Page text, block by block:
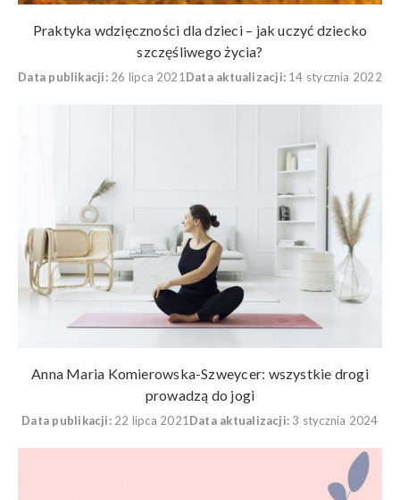
Praktyka wdzięczności dla dzieci – jak uczyć dziecko
szczęśliwego życia?
Data publikacji: 26 lipca 2021Data aktualizacji: 14 stycznia 2022
Anna Maria Komierowska-Szweycer: wszystkie drogi
prowadzą do jogi
Data publikacji: 22 lipca 2021Data aktualizacji: 3 stycznia 2024